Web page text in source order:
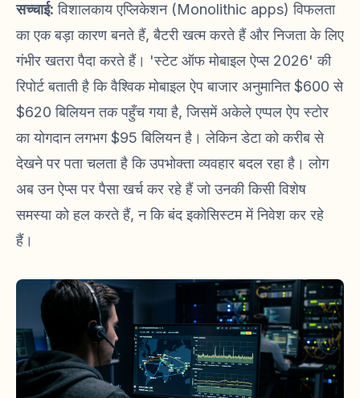
सच्चाई: विशालकाय एप्लिकेशन (Monolithic apps) विफलता
का एक बड़ा कारण बनते हैं, बैटरी खत्म करते हैं और निजता के लिए
गंभीर खतरा पैदा करते हैं। 'स्टेट ऑफ मोबाइल ऐप्स 2026' की
रिपोर्ट बताती है कि वैश्विक मोबाइल ऐप बाजार अनुमानित $600 से
$620 बिलियन तक पहुँच गया है, जिसमें अकेले एप्पल ऐप स्टोर
का योगदान लगभग $95 बिलियन है। लेकिन डेटा को करीब से
देखने पर पता चलता है कि उपभोक्ता व्यवहार बदल रहा है। लोग
अब उन ऐप्स पर पैसा खर्च कर रहे हैं जो उनकी किसी विशेष
समस्या को हल करते हैं, न कि बंद इकोसिस्टम में निवेश कर रहे
हैं।